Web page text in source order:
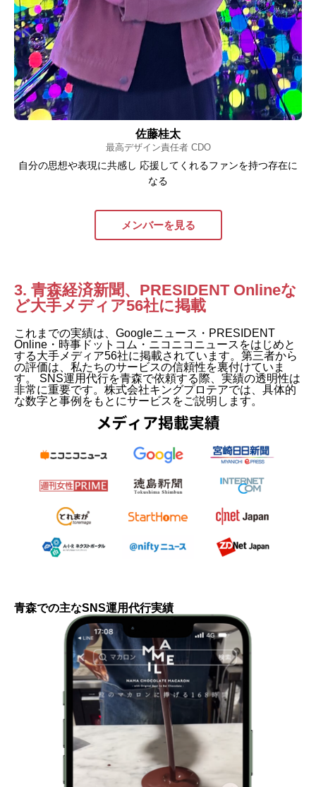
佐藤桂太
最高デザイン責任者 CDO
自分の思想や表現に共感し 応援してくれるファンを持つ存在に
なる
メンバーを見る
3. 青森経済新聞、PRESIDENT Onlineな
ど大手メディア56社に掲載
これまでの実績は、Googleニュース・PRESIDENT
Online・時事ドットコム・ニコニコニュースをはじめと
する大手メディア56社に掲載されています。第三者から
の評価は、私たちのサービスの信頼性を裏付けていま
す。 SNS運用代行を青森で依頼する際、実績の透明性は
非常に重要です。株式会社キングプロテアでは、具体的
な数字と事例をもとにサービスをご説明します。
青森での主なSNS運用代行実績